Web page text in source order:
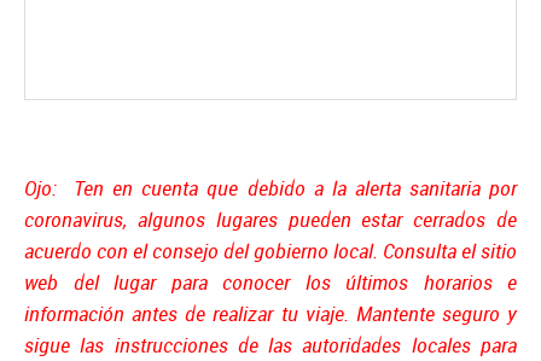
Ojo: Ten en cuenta que debido a la alerta sanitaria por
coronavirus, algunos lugares pueden estar cerrados de
acuerdo con el consejo del gobierno local. Consulta el sitio
web del lugar para conocer los últimos horarios e
información antes de realizar tu viaje. Mantente seguro y
sigue las instrucciones de las autoridades locales para